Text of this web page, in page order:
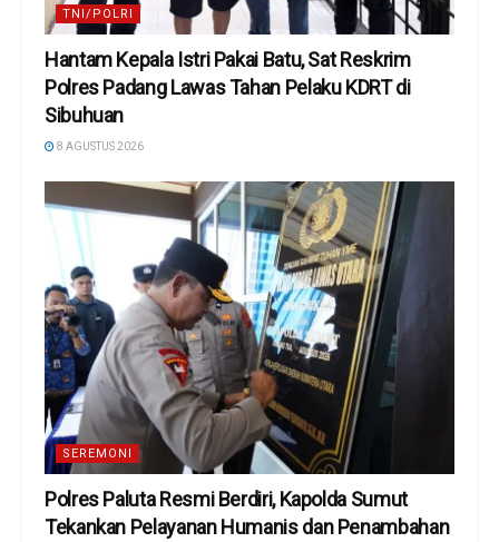
TNI/POLRI
Hantam Kepala Istri Pakai Batu, Sat Reskrim
Polres Padang Lawas Tahan Pelaku KDRT di
Sibuhuan
8 AGUSTUS 2026
SEREMONI
Polres Paluta Resmi Berdiri, Kapolda Sumut
Tekankan Pelayanan Humanis dan Penambahan